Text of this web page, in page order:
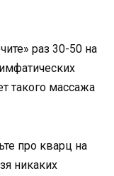
раз 30-50 на
такого массажа
про кварц на
никаких